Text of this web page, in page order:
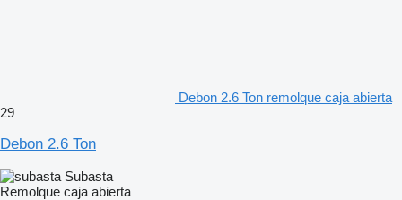
Debon 2.6 Ton remolque caja abierta
29
Debon 2.6 Ton
Subasta
Remolque caja abierta